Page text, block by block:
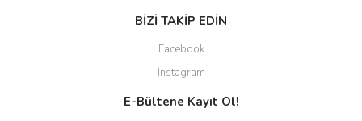
BİZİ TAKİP EDİN
Facebook
Instagram
E-Bültene Kayıt Ol!